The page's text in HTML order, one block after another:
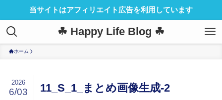
当サイトはアフィリエイト広告を利用しています
☘ Happy Life Blog ☘
ホーム
11_S_1_まとめ画像生成-2
2026
6/03